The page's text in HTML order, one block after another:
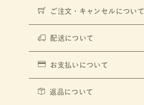
ご注文・キャンセルについて
配送について
お支払いについて
返品について